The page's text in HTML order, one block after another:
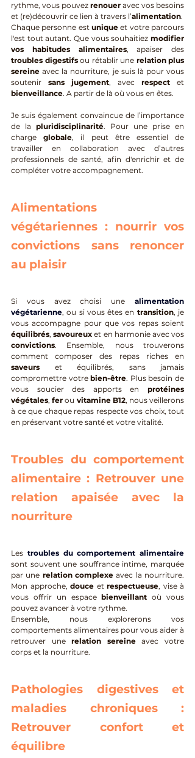
rythme, vous pouvez renouer avec vos besoins
et (re)découvrir ce lien à travers l’alimentation.
Chaque personne est unique et votre parcours
l'est tout autant. Que vous souhaitiez modifier
vos habitudes alimentaires
troubles digestifs ou rétablir une relation plus
sereine avec la nourriture, je suis là pour vous
soutenir sans jugement, avec respect
bienveillance. A partir de là où vous en êtes.
Je suis également convaincue de l’importance
de la pluridisciplinarité. Pour une prise en
charge globale, il peut être essentiel de
travailler en collaboration avec d’autres
professionnels de santé, afin d'enrichir et de
compléter votre accompagnement.
Alimentations
végétariennes : nourrir vos
convictions sans renoncer
au plaisir
Si vous avez choisi une alimentation
végétarienne, ou si vous êtes en transition, je
équilibrés, savoureux
convictions. Ensemble, nous trouverons
saveurs et équilibrés, sans jamais
compromettre votre bien-être. Plus besoin de
vous soucier des apports en protéines
végétales, fer ou vitamine B12, nous veillerons
à ce que chaque repas respecte vos choix, tout
en préservant votre santé et votre vitalité.
Troubles du comportement
alimentaire : Retrouver une
relation apaisée avec la
nourriture
Les troubles du comportement alimentaire
sont souvent une souffrance intime, marquée
par une relation complexe avec la nourriture.
Mon approche, douce et respectueuse, vise à
vous offrir un espace bienveillant où vous
pouvez avancer à votre rythme.
Ensemble, nous explorerons vos
comportements alimentaires pour vous aider à
retrouver une relation sereine avec votre
corps et la nourriture.
Pathologies digestives et
maladies chroniques :
Retrouver confort et
équilibre